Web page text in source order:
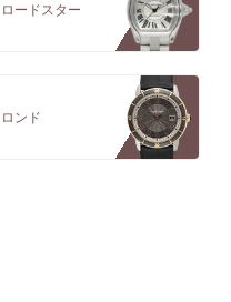
ロードスター
ロンド